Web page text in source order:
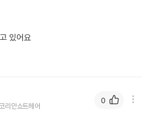
있어요
리안쇼트헤어
0